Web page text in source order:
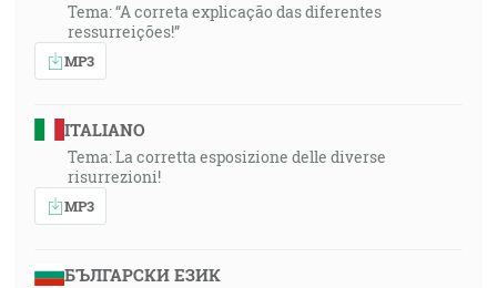
Tema: “A correta explicação das diferentes
ressurreições!”
MP3
ITALIANO
Tema: La corretta esposizione delle diverse
risurrezioni!
MP3
БЪЛГАРСКИ ЕЗИК